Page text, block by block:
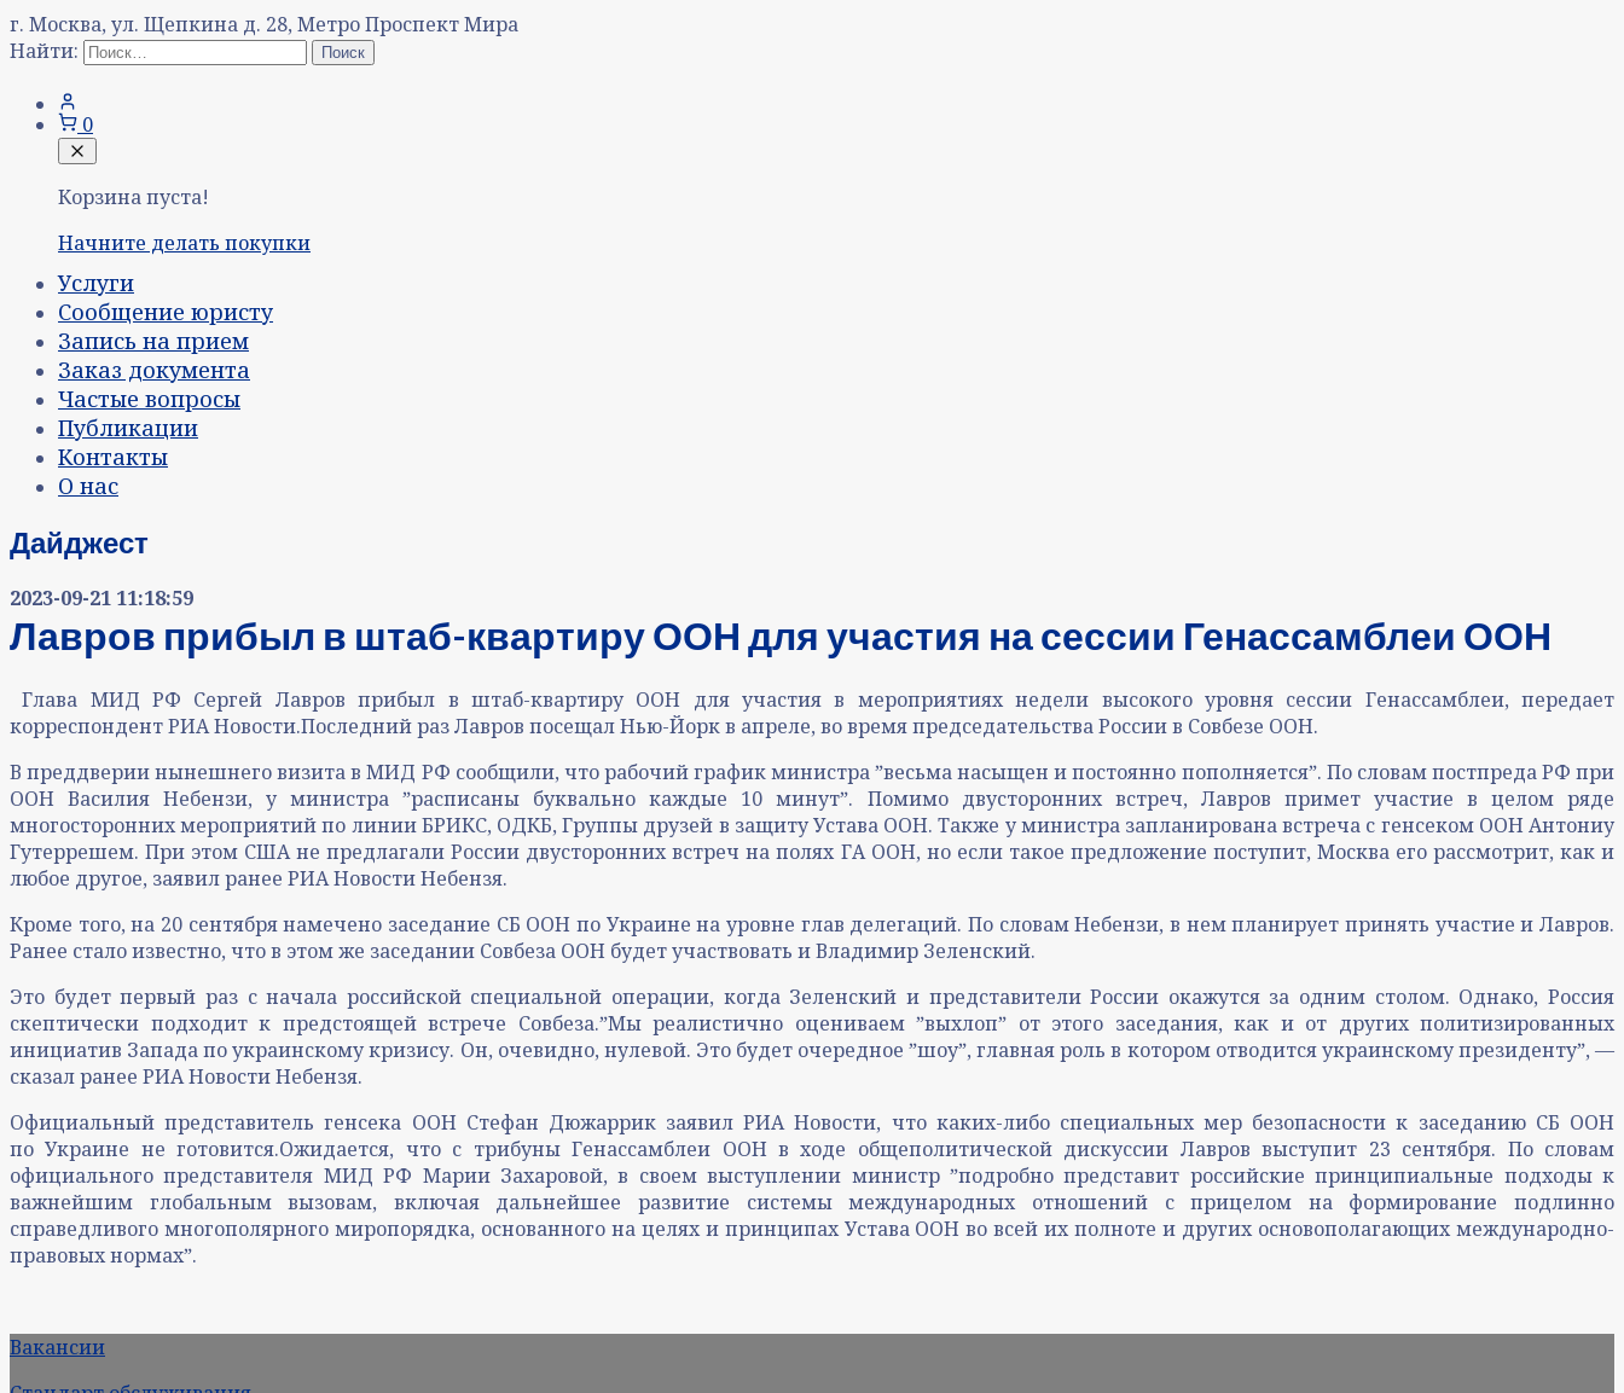
г. Москва, ул. Щепкина д. 28, Метро Проспект Мира
Найти:
0
Корзина пуста!
Начните делать покупки
Услуги
Сообщение юристу
Запись на прием
Заказ документа
Частые вопросы
Публикации
Контакты
О нас
Дайджест
2023-09-21 11:18:59
Лавров прибыл в штаб-квартиру ООН для участия на сессии Генассамблеи ООН
Глава МИД РФ Сергей Лавров прибыл в штаб-квартиру ООН для участия в мероприятиях недели высокого уровня сессии Генассамблеи, передает
корреспондент РИА Новости.Последний раз Лавров посещал Нью-Йорк в апреле, во время председательства России в Совбезе ООН.
В преддверии нынешнего визита в МИД РФ сообщили, что рабочий график министра ˮвесьма насыщен и постоянно пополняетсяˮ. По словам постпреда РФ при
ООН Василия Небензи, у министра ˮрасписаны буквально каждые 10 минутˮ. Помимо двусторонних встреч, Лавров примет участие в целом ряде
многосторонних мероприятий по линии БРИКС, ОДКБ, Группы друзей в защиту Устава ООН. Также у министра запланирована встреча с генсеком ООН Антониу
Гутеррешем. При этом США не предлагали России двусторонних встреч на полях ГА ООН, но если такое предложение поступит, Москва его рассмотрит, как и
любое другое, заявил ранее РИА Новости Небензя.
Кроме того, на 20 сентября намечено заседание СБ ООН по Украине на уровне глав делегаций. По словам Небензи, в нем планирует принять участие и Лавров.
Ранее стало известно, что в этом же заседании Совбеза ООН будет участвовать и Владимир Зеленский.
Это будет первый раз с начала российской специальной операции, когда Зеленский и представители России окажутся за одним столом. Однако, Россия
скептически подходит к предстоящей встрече Совбеза.ˮМы реалистично оцениваем ˮвыхлопˮ от этого заседания, как и от других политизированных
инициатив Запада по украинскому кризису. Он, очевидно, нулевой. Это будет очередное ˮшоуˮ, главная роль в котором отводится украинскому президентуˮ, —
сказал ранее РИА Новости Небензя.
Официальный представитель генсека ООН Стефан Дюжаррик заявил РИА Новости, что каких-либо специальных мер безопасности к заседанию СБ ООН
по Украине не готовится.Ожидается, что с трибуны Генассамблеи ООН в ходе общеполитической дискуссии Лавров выступит 23 сентября. По словам
официального представителя МИД РФ Марии Захаровой, в своем выступлении министр ˮподробно представит российские принципиальные подходы к
важнейшим глобальным вызовам, включая дальнейшее развитие системы международных отношений с прицелом на формирование подлинно
справедливого многополярного миропорядка, основанного на целях и принципах Устава ООН во всей их полноте и других основополагающих международно-
правовых нормахˮ.
Вакансии